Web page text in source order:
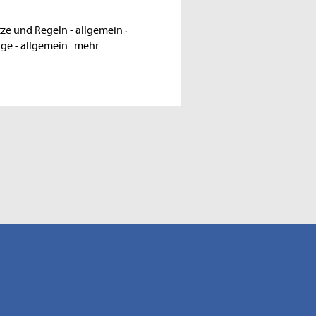
und Regeln - allgemein ·
- allgemein · mehr...